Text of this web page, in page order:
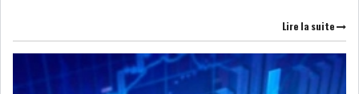
Lire la suite